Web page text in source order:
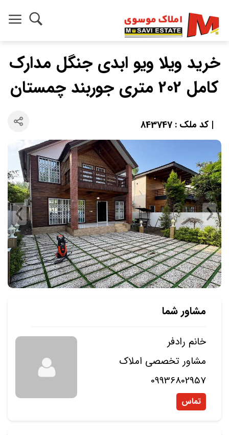
خرید ویلا ویو ابدی جنگل مدارک
کامل 202 متری جوربند چمستان
| کد ملک : 843747
مشاور شما
خانم رادفر
مشاور تخصصی املاک
09936802957
تماس